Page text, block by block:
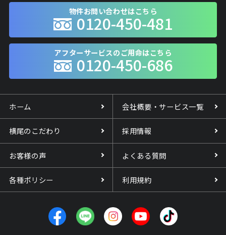
物件お問い合わせはこちら
0120-450-481
アフターサービスのご用命はこちら
0120-450-686
ホーム 会社概要・サービス一覧
横尾のこだわり 採用情報
お客様の声 よくある質問
各種ポリシー 利用規約